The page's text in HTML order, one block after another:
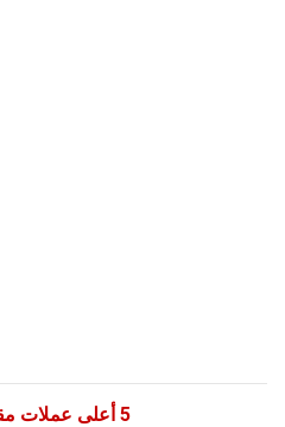
5 أعلى عملات مقارنة بـ AED